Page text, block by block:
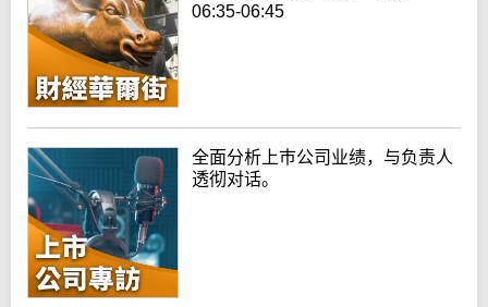
06:35-06:45
全面分析上巿公司业绩，与负责人
透彻对话。